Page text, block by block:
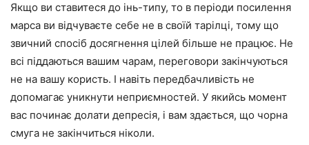
Якщо ви ставитеся до інь-типу, то в періоди посилення
марса ви відчуваєте себе не в своїй тарілці, тому що
звичний спосіб досягнення цілей більше не працює. Не
всі піддаються вашим чарам, переговори закінчуються
не на вашу користь. І навіть передбачливість не
допомагає уникнути неприємностей. У якийсь момент
вас починає долати депресія, і вам здається, що чорна
смуга не закінчиться ніколи.